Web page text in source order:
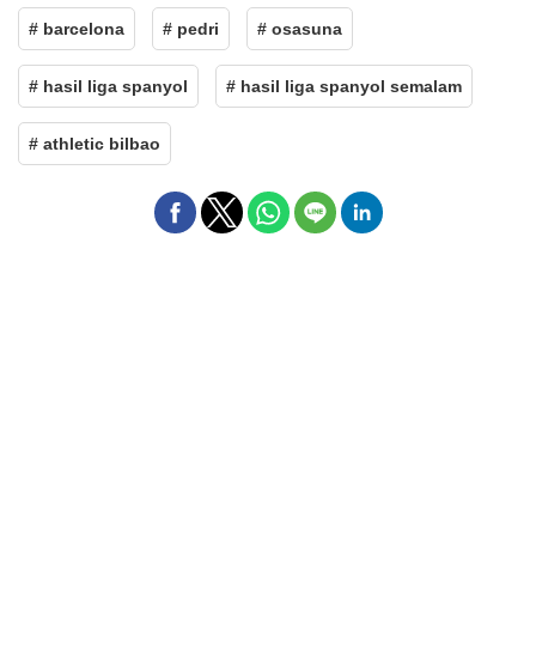
# barcelona # pedri # osasuna
# hasil liga spanyol # hasil liga spanyol semalam
# athletic bilbao